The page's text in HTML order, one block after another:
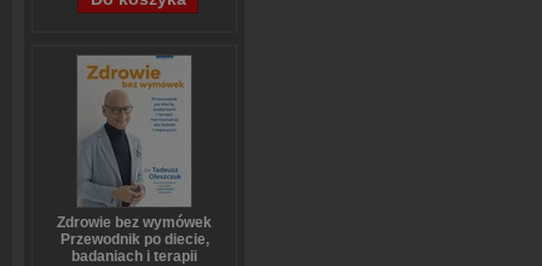
Zdrowie bez wymówek
Przewodnik po diecie,
badaniach i terapii